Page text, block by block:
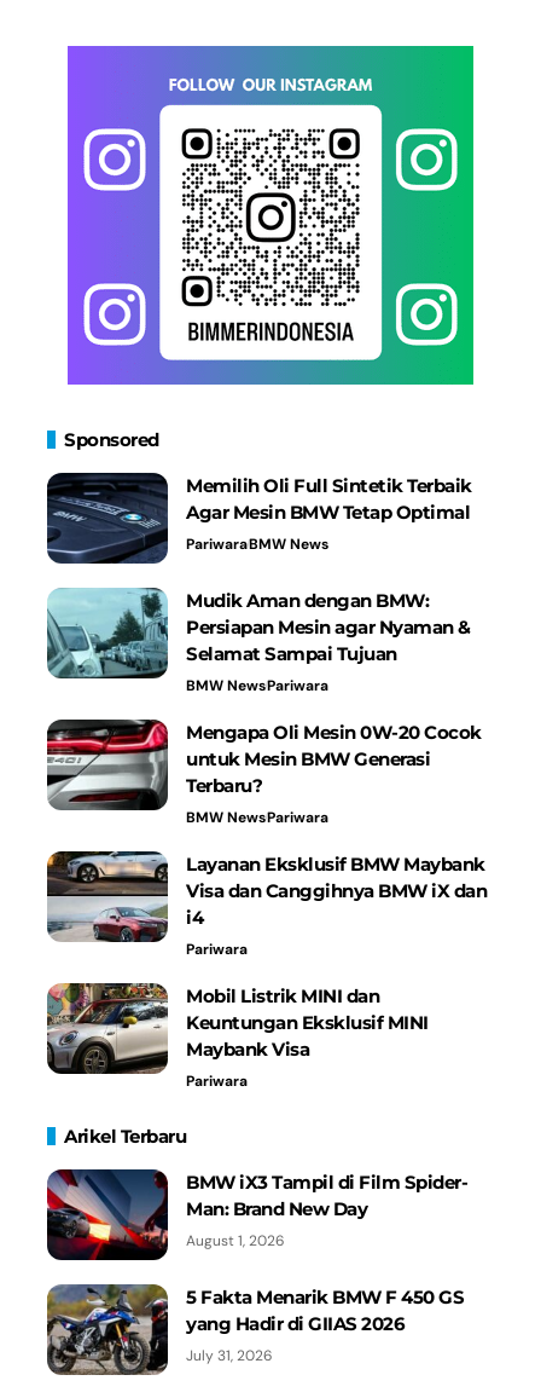
Sponsored
Memilih Oli Full Sintetik Terbaik
Agar Mesin BMW Tetap Optimal
PariwaraBMW News
Mudik Aman dengan BMW:
Persiapan Mesin agar Nyaman &
Selamat Sampai Tujuan
BMW NewsPariwara
Mengapa Oli Mesin 0W-20 Cocok
untuk Mesin BMW Generasi
Terbaru?
BMW NewsPariwara
Layanan Eksklusif BMW Maybank
Visa dan Canggihnya BMW iX dan
i4
Pariwara
Mobil Listrik MINI dan
Keuntungan Eksklusif MINI
Maybank Visa
Pariwara
Arikel Terbaru
BMW iX3 Tampil di Film Spider-
Man: Brand New Day
August 1, 2026
5 Fakta Menarik BMW F 450 GS
yang Hadir di GIIAS 2026
July 31, 2026